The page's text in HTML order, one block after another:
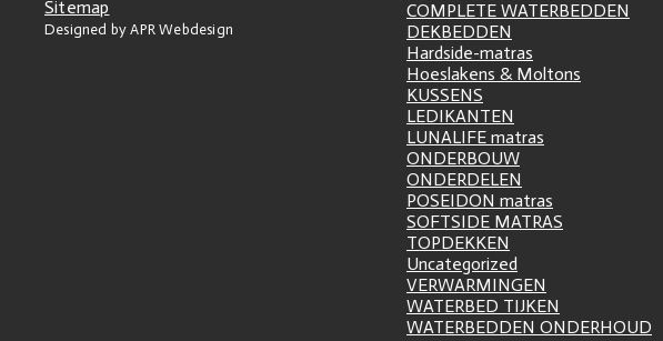
Sitemap
Designed by APR Webdesign
COMPLETE WATERBEDDEN
DEKBEDDEN
Hardside-matras
Hoeslakens & Moltons
KUSSENS
LEDIKANTEN
LUNALIFE matras
ONDERBOUW
ONDERDELEN
POSEIDON matras
SOFTSIDE MATRAS
TOPDEKKEN
Uncategorized
VERWARMINGEN
WATERBED TIJKEN
WATERBEDDEN ONDERHOUD